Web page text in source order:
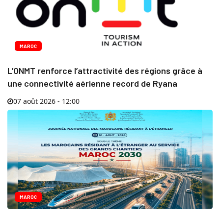
MAROC
L’ONMT renforce l’attractivité des régions grâce à
une connectivité aérienne record de Ryana
07 août 2026 - 12:00
MAROC